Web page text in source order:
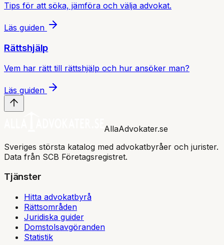
Tips för att söka, jämföra och välja advokat.
Läs guiden
Rättshjälp
Vem har rätt till rättshjälp och hur ansöker man?
Läs guiden
AllaAdvokater.se
Sveriges största katalog med advokatbyråer och jurister.
Data från SCB Företagsregistret.
Tjänster
Hitta advokatbyrå
Rättsområden
Juridiska guider
Domstolsavgöranden
Statistik